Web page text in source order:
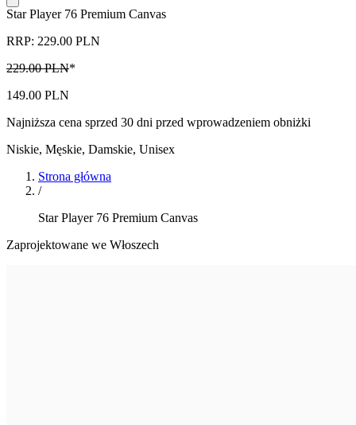
Star Player 76 Premium Canvas
RRP: 229.00 PLN
229.00 PLN*
149.00 PLN
Najniższa cena sprzed 30 dni przed wprowadzeniem obniżki
Niskie, Męskie, Damskie, Unisex
Strona główna
/
Star Player 76 Premium Canvas
Zaprojektowane we Włoszech